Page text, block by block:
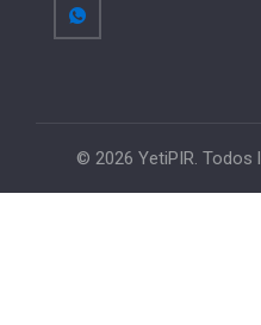
© 2026 YetiPIR. Todos